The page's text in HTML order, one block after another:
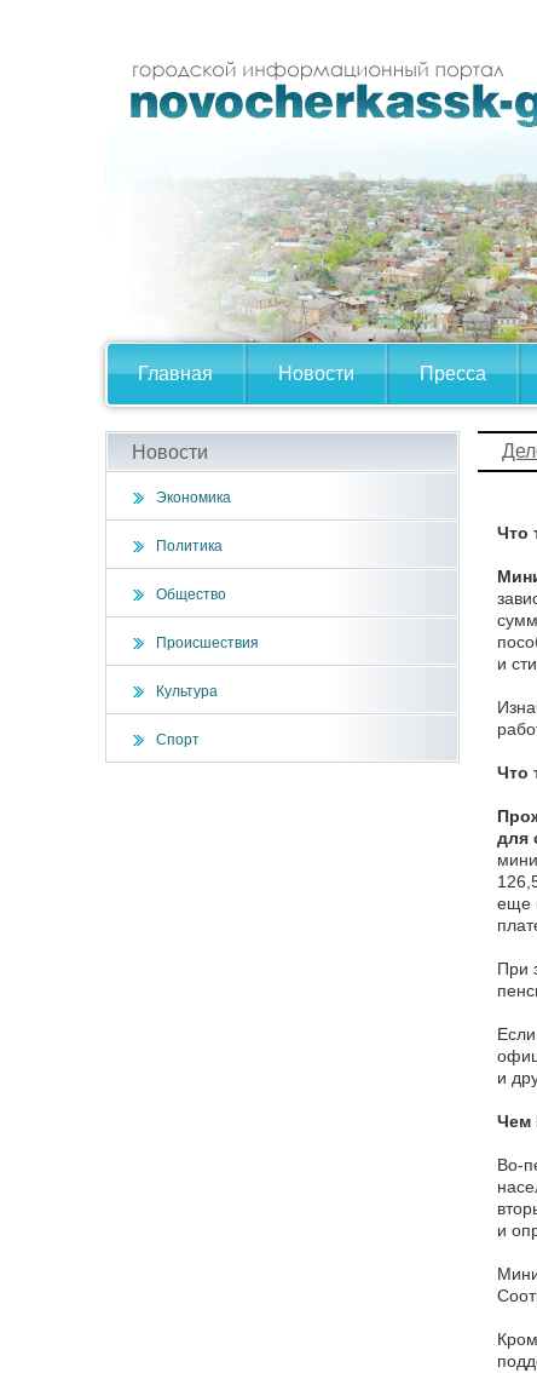
Главная Новости Пресса
Новости
Экономика
Политика
Общество
Происшествия
Культура
Спорт
Что
и
Что
для
еще
При
и
Чем
Во-
и